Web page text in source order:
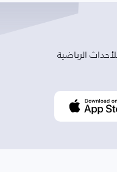
الرياضية